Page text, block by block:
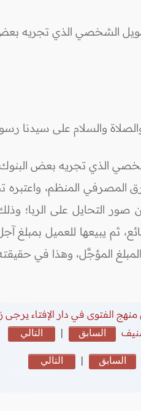
الشخصي الذي تجريه بعض
والسلام على سيدنا
الذي تجريه بعض
المصرفي المنظم، واعتبره
صور التحايل على الربا؛
ثم يبيعها للعميل بمبلغ
المؤجَّل، وهذا في
منهج الفتوى في دار الإفتاء يرجى
السابق | التالي
السابق | التالي